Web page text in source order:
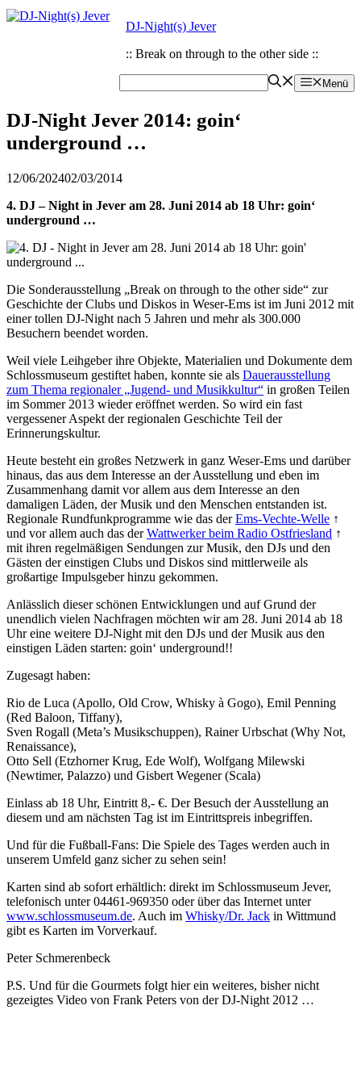
Zum
Zum
DJ-Night(s) Jever
:: Break on through to the other side ::
Menü
DJ-Night Jever 2014: goin‘
underground …
12/06/202402/03/2014
4. DJ – Night in Jever am 28. Juni 2014 ab 18 Uhr: goin‘
underground …
Die Sonderausstellung „Break on through to the other side“ zur
Geschichte der Clubs und Diskos in Weser-Ems ist im Juni 2012 mit
einer tollen DJ-Night nach 5 Jahren und mehr als 300.000
Besuchern beendet worden.
Weil viele Leihgeber ihre Objekte, Materialien und Dokumente dem
Schlossmuseum gestiftet haben, konnte sie als Dauerausstellung
zum Thema regionaler „Jugend- und Musikkultur“ in großen Teilen
im Sommer 2013 wieder eröffnet werden. So wird ein fast
vergessener Aspekt der regionalen Geschichte Teil der
Erinnerungskultur.
Heute besteht ein großes Netzwerk in ganz Weser-Ems und darüber
hinaus, das aus dem Interesse an der Ausstellung und eben im
Zusammenhang damit vor allem aus dem Interesse an den
damaligen Läden, der Musik und den Menschen entstanden ist.
Regionale Rundfunkprogramme wie das derEms-Vechte-Welle ↑
und vor allem auch das derWattwerker beim Radio Ostfriesland ↑
mit ihren regelmäßigen Sendungen zur Musik, den DJs und den
Gästen der einstigen Clubs und Diskos sind mittlerweile als
großartige Impulsgeber hinzu gekommen.
Anlässlich dieser schönen Entwicklungen und auf Grund der
unendlich vielen Nachfragen möchten wir am 28. Juni 2014 ab 18
Uhr eine weitere DJ-Night mit den DJs und der Musik aus den
einstigen Läden starten: goin‘ underground!!
Zugesagt haben:
Rio de Luca (Apollo, Old Crow, Whisky à Gogo), Emil Penning
(Red Baloon, Tiffany),
Sven Rogall (Meta’s Musikschuppen), Rainer Urbschat (Why Not,
Renaissance),
Otto Sell (Etzhorner Krug, Ede Wolf), Wolfgang Milewski
(Newtimer, Palazzo) und Gisbert Wegener (Scala)
Einlass ab 18 Uhr, Eintritt 8,- €. Der Besuch der Ausstellung an
diesem und am nächsten Tag ist im Eintrittspreis inbegriffen.
Und für die Fußball-Fans: Die Spiele des Tages werden auch in
unserem Umfeld ganz sicher zu sehen sein!
Karten sind ab sofort erhältlich: direkt im Schlossmuseum Jever,
telefonisch unter 04461-969350 oder über das Internet unter
www.schlossmuseum.de. Auch im Whisky/Dr. Jack in Wittmund
gibt es Karten im Vorverkauf.
Peter Schmerenbeck
P.S. Und für die Gourmets folgt hier ein weiteres, bisher nicht
gezeigtes Video von Frank Peters von der DJ-Night 2012 …